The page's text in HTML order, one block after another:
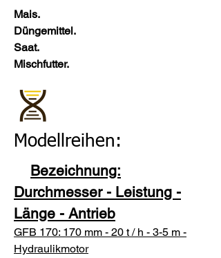
Mais.
Düngemittel.
Saat.
Mischfutter.
Modellreihen:
Bezeichnung:
Durchmesser - Leistung -
Länge - Antrieb
GFB 170: 170 mm - 20 t / h - 3-5 m -
Hydraulikmotor